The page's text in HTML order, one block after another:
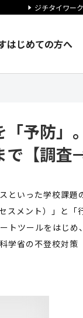
ジチタイワー
はじめての方へ
「予防」
で【調
といった学校課
スメント）」と
トツールをはじ
学省の不登校対策